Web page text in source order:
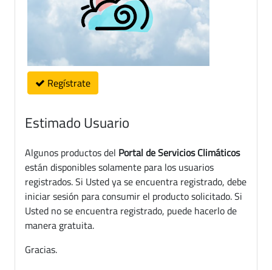
Regístrate
Estimado Usuario
Algunos productos del Portal de Servicios Climáticos
están disponibles solamente para los usuarios
registrados. Si Usted ya se encuentra registrado, debe
iniciar sesión para consumir el producto solicitado. Si
Usted no se encuentra registrado, puede hacerlo de
manera gratuita.
Gracias.